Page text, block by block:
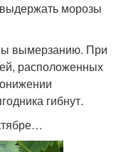
морозы
вымерзанию. При
расположенных
гибнут.